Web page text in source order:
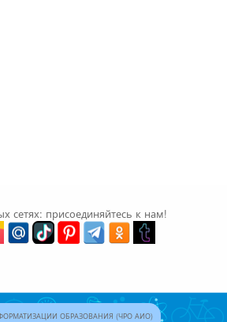
сетях: присоединяйтесь к нам!
ОБРАЗОВАНИЯ (ЧРО АИО)